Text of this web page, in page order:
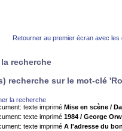
Retourner au premier écran avec les
recherche
recherche sur le mot-clé
la recherche
Mise en scène /
1984 / George
A l'adresse du